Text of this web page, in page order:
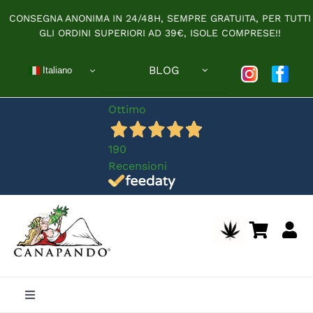
contenuto
CONSEGNA ANONIMA IN 24/48H, SEMPRE GRATUITA, PER TUTTI
GLI ORDINI SUPERIORI AD 39€, ISOLE COMPRESE!!
Italiano BLOG
Ottimo
190
Recensioni
Toggle